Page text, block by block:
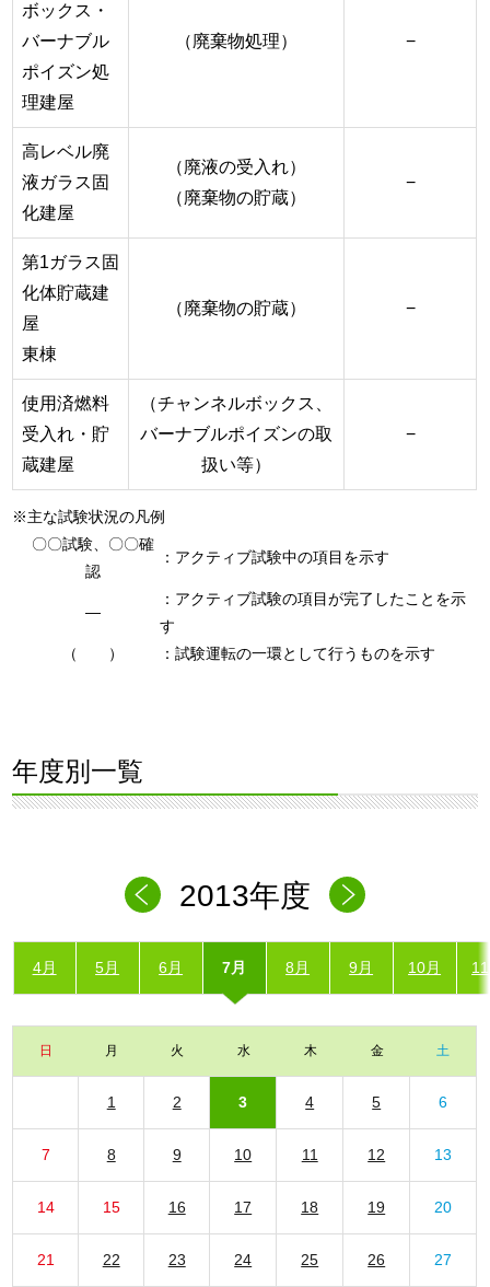
ボックス・
バーナブル
ポイズン処
理建屋
（廃棄物処理） −
高レベル廃
液ガラス固
化建屋
（廃液の受入れ）
（廃棄物の貯蔵）
−
第1ガラス固
化体貯蔵建
屋
東棟
（廃棄物の貯蔵） −
使用済燃料
受入れ・貯
蔵建屋
（チャンネルボックス、
バーナブルポイズンの取
扱い等）
−
※主な試験状況の凡例
〇〇試験、〇〇確
認
：アクティブ試験中の項目を示す
―
：アクティブ試験の項目が完了したことを示
す
（ ）
：試験運転の一環として行うものを示す
年度別一覧
2013年度
4月 5月 6月 7月 8月 9月 10月
日 月 火 水 木 金 土
1 2 3 4 5 6
7 8 9 10 11 12 13
14 15 16 17 18 19 20
21 22 23 24 25 26 27